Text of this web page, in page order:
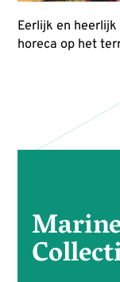
Eerlijk en
horeca op het